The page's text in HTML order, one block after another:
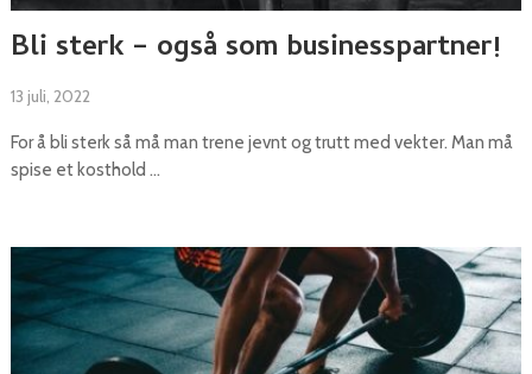
Bli sterk – også som businesspartner!
13 juli, 2022
For å bli sterk så må man trene jevnt og trutt med vekter. Man må
spise et kosthold …